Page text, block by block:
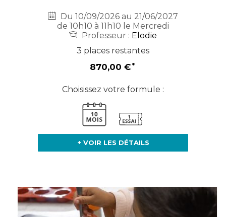
Du 10/09/2026 au 21/06/2027
de 10h10 à 11h10 le Mercredi
Professeur : Elodie
3 places restantes
870,00 €
Choisissez votre formule :
+ VOIR LES DÉTAILS